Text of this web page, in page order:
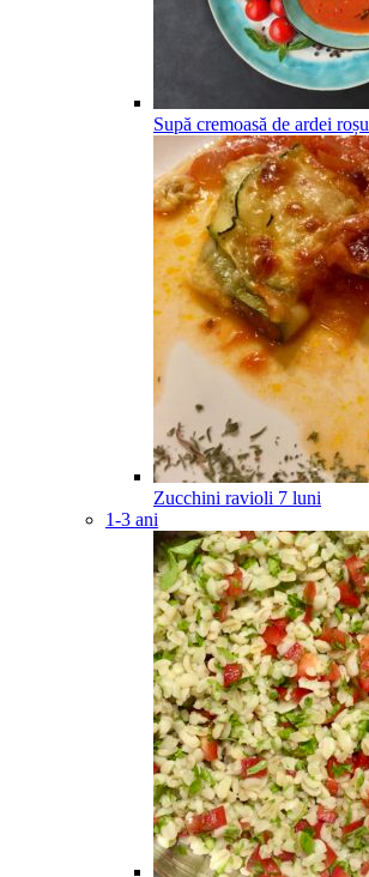
Supă cremoasă de ardei roșu
Zucchini ravioli 7 luni
1-3 ani